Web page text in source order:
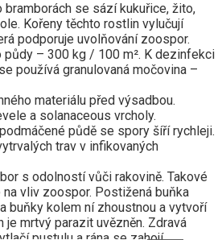
bramborách se sází kukuřice, žito,
Kořeny těchto rostlin vylučují
podporuje uvolňování zoospor.
půdy – 300 kg / 100 m². K dezinfekci
používá granulovaná močovina –
materiálu před výsadbou.
a solanaceous vrcholy.
půdě se spory šíří rychleji.
trav v infikovaných
s odolností vůči rakovině. Takové
vliv zoospor. Postižená buňka
buňky kolem ní zhoustnou a vytvoří
je mrtvý parazit uvězněn. Zdravá